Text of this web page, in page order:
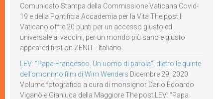
Comunicato Stampa della Commissione Vaticana Covid-
19 e della Pontificia Accademia per la Vita The post Il
Vaticano offre 20 punti per un accesso giusto ed
universale ai vaccini, per un mondo più sano e giusto
appeared first on ZENIT - Italiano.
LEV: “Papa Francesco. Un uomo di parola”, dietro le quinte
dell’omonimo film di Wim Wenders Dicembre 29, 2020
Volume fotografico a cura di monsignor Dario Edoardo
Viganò e Gianluca della Maggiore The post LEV: “Papa